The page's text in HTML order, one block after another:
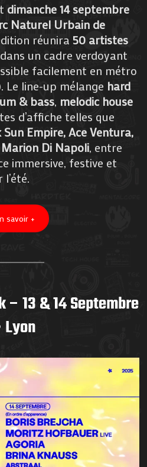
dimanche 14 septembre
Naturel Urbain de
réunira 50 artistes
dans un cadre verdoyant
facilement en métro
line-up mélange hard
& bass, melodic house
d’affiche telles que
Empire, Ace Ventura,
Di Napoli, entre
immersive, festive et
savoir +
13 & 14 Septembre
Lyon